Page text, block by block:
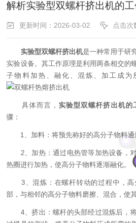
解析实验型双螺杆挤出机的
更新时间：2026-03-02 点击次
实验型双螺杆挤出机是一种常用于研
实验设备。其工作原理是利用两条相交的
子物料加热、融化、混炼、加工成为
具体而言， 实验型双螺杆挤出机的
骤：
1、加料：将预先称好的高分子物料通
2、加热：通过电热管等加热设备，对
热圈进行加热，使高分子物料逐渐融化。
3、混炼：在螺杆转动的过程中，高
部，与相邻的高分子物料磨擦、混合，使
4、挤出：螺杆的头部经过混炼后，将